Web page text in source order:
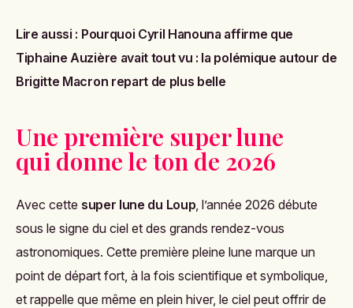
Lire aussi : Pourquoi Cyril Hanouna affirme que
Tiphaine Auzière avait tout vu : la polémique autour de
Brigitte Macron repart de plus belle
Une première super lune
qui donne le ton de 2026
Avec cette super lune du Loup , l’année 2026 débute
sous le signe du ciel et des grands rendez-vous
astronomiques. Cette première pleine lune marque un
point de départ fort, à la fois scientifique et symbolique,
et rappelle que même en plein hiver, le ciel peut offrir de